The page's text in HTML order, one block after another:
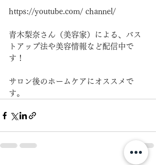
https://youtube.com/ channel/
青木梨奈さん（美容家）による、バス
トアップ法や美容情報など配信中で
す！
サロン後のホームケアにオススメで
す。